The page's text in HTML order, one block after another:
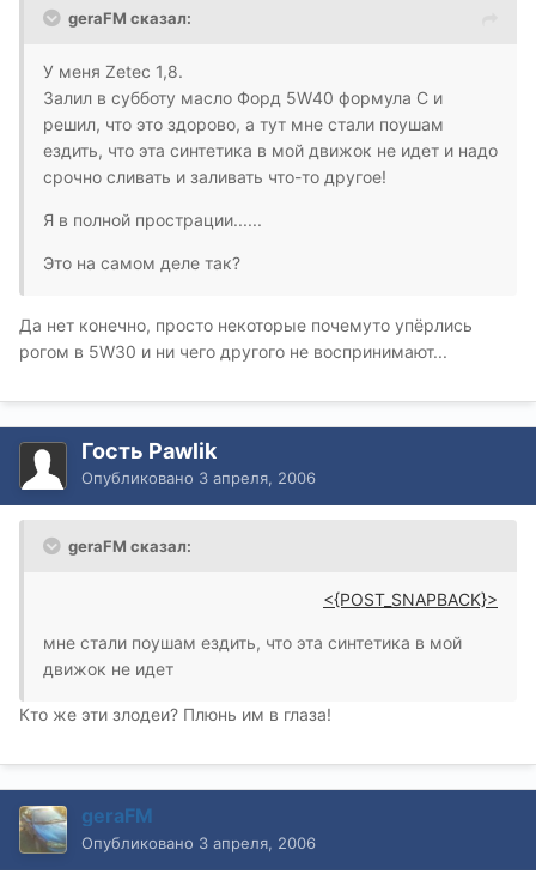
geraFM сказал:
У меня Zetec 1,8.
Залил в субботу масло Форд 5W40 формула С и
решил, что это здорово, а тут мне стали поушам
ездить, что эта синтетика в мой движок не идет и надо
срочно сливать и заливать что-то другое!
Я в полной прострации......
Это на самом деле так?
Да нет конечно, просто некоторые почемуто упёрлись
рогом в 5W30 и ни чего другого не воспринимают...
Гость Pawlik
Опубликовано 3 апреля, 2006
geraFM сказал:
<{POST_SNAPBACK}>
мне стали поушам ездить, что эта синтетика в мой
движок не идет
Кто же эти злодеи? Плюнь им в глаза!
geraFM
Опубликовано 3 апреля, 2006